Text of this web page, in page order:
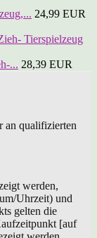
24,99 EUR
... 28,39 EUR
an qualifizierten
werden,
Uhrzeit) und
gelten die
[auf